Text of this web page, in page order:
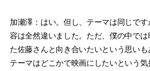
加瀬澤：はい。但し、テーマは同じで
容は全然違いました。ただ、僕の中で
た佐藤さんと向き合いたいという思い
テーマはどこかで映画にしたいという